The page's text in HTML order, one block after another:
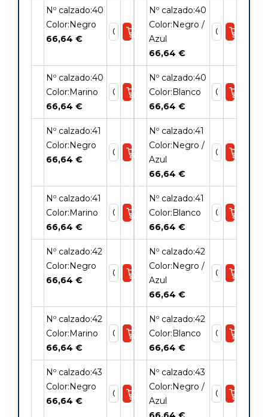
Nº calzado:40
Color:Negro
66,64 €
Nº calzado:40
Color:Negro /
Azul
66,64 €
Nº calzado:40
Color:Marino
66,64 €
Nº calzado:40
Color:Blanco
66,64 €
Nº calzado:41
Color:Negro
66,64 €
Nº calzado:41
Color:Negro /
Azul
66,64 €
Nº calzado:41
Color:Marino
66,64 €
Nº calzado:41
Color:Blanco
66,64 €
Nº calzado:42
Color:Negro
66,64 €
Nº calzado:42
Color:Negro /
Azul
66,64 €
Nº calzado:42
Color:Marino
66,64 €
Nº calzado:42
Color:Blanco
66,64 €
Nº calzado:43
Color:Negro
66,64 €
Nº calzado:43
Color:Negro /
Azul